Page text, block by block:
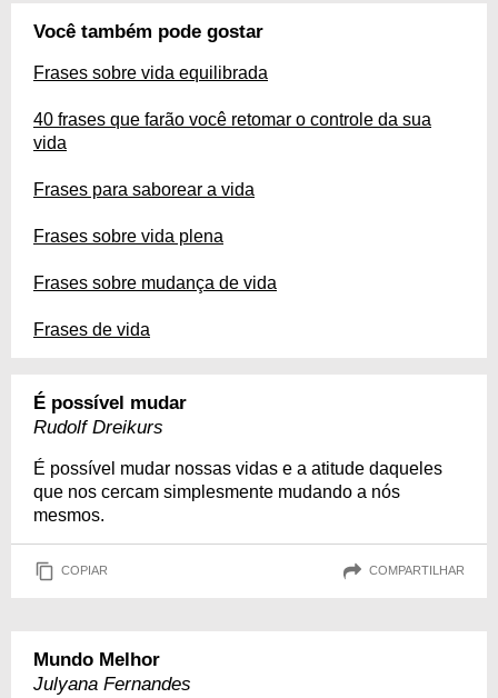
Você também pode gostar
Frases sobre vida equilibrada
40 frases que farão você retomar o controle da sua
vida
Frases para saborear a vida
Frases sobre vida plena
Frases sobre mudança de vida
Frases de vida
É possível mudar
Rudolf Dreikurs
É possível mudar nossas vidas e a atitude daqueles
que nos cercam simplesmente mudando a nós
mesmos.
COPIAR COMPARTILHAR
Mundo Melhor
Julyana Fernandes